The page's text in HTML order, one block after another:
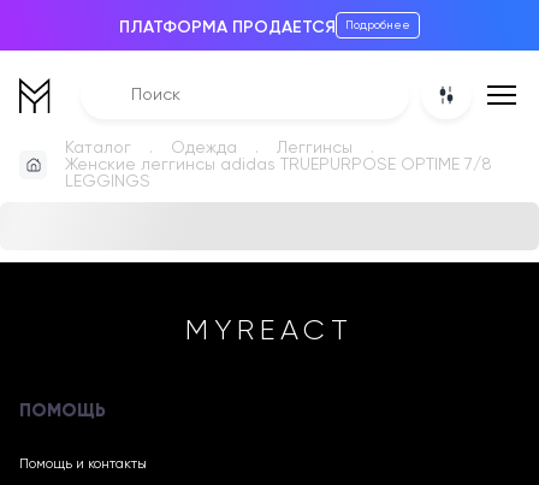
ПЛАТФОРМА ПРОДАЕТСЯ Подробнее
Каталог Одежда
Леггинсы
Женские леггинсы adidas TRUEPURPOSE OPTIME 7/8
LEGGINGS
MYREACT
ПОМОЩЬ
Помощь и контакты